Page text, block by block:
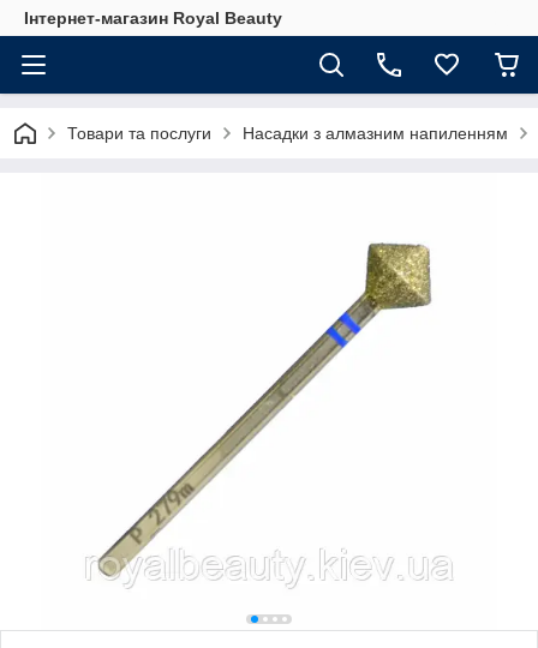
Інтернет-магазин Royal Beauty
Товари та послуги Насадки з алмазним напиленням